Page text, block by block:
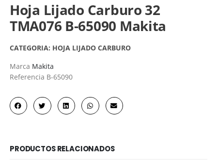
Hoja Lijado Carburo 32
TMA076 B-65090 Makita
CATEGORIA: HOJA LIJADO CARBURO
Marca Makita
Referencia B-65090
PRODUCTOS RELACIONADOS